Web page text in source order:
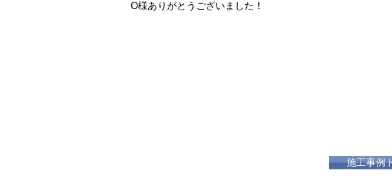
O様ありがとうございました！​
施工事例